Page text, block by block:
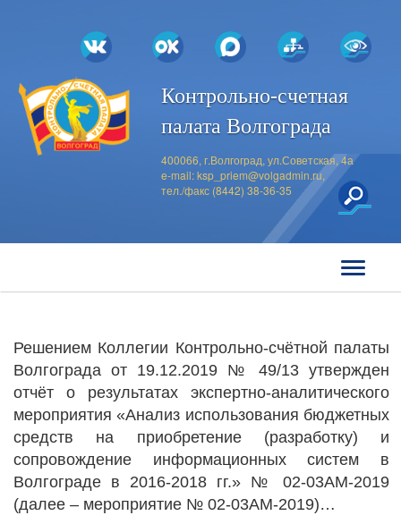
Контрольно-счетная
палата Волгограда
400066, г.Волгоград, ул.Советская, 4а
e-mail:ksp_priem@volgadmin.ru,
тел./факс (8442) 38-36-35
Решением Коллегии Контрольно-счётной палаты
Волгограда от 19.12.2019 № 49/13 утвержден
отчёт о результатах экспертно-аналитического
мероприятия «Анализ использования бюджетных
средств на приобретение (разработку) и
сопровождение информационных систем в
Волгограде в 2016-2018 гг.» № 02-03АМ-2019
(далее – мероприятие № 02-03АМ-2019)…